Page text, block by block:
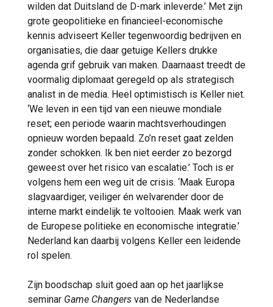
wilden dat Duitsland de D-mark inleverde.’ Met zijn
grote geopolitieke en financieel-economische
kennis adviseert Keller tegenwoordig bedrijven en
organisaties, die daar getuige Kellers drukke
agenda grif gebruik van maken. Daarnaast treedt de
voormalig diplomaat geregeld op als strategisch
analist in de media. Heel optimistisch is Keller niet.
‘We leven in een tijd van een nieuwe mondiale
reset; een periode waarin machtsverhoudingen
opnieuw worden bepaald. Zo’n reset gaat zelden
zonder schokken. Ik ben niet eerder zo bezorgd
geweest over het risico van escalatie.’ Toch is er
volgens hem een weg uit de crisis. ‘Maak Europa
slagvaardiger, veiliger én welvarender door de
interne markt eindelijk te voltooien. Maak werk van
de Europese politieke en economische integratie.’
Nederland kan daarbij volgens Keller een leidende
rol spelen.
Zijn boodschap sluit goed aan op het jaarlijkse
seminar Game Changers van de Nederlandse